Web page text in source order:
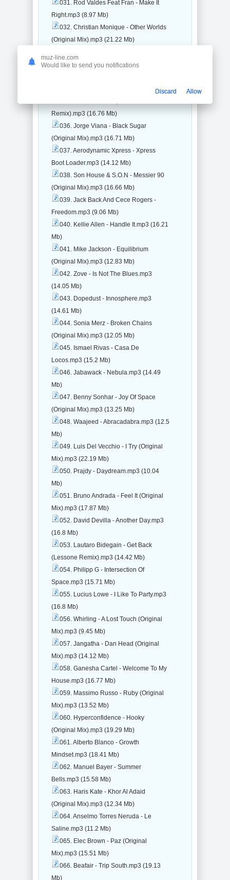
031. Rod Valdes Feat Fran - Make It
Right.mp3 (8.97 Mb)
032. Christian Monique - Other Worlds
(Original Mix).mp3 (21.22 Mb)
Mb)
Remix).mp3 (16.76 Mb)
036. Jorge Viana - Black Sugar
(Original Mix).mp3 (16.71 Mb)
037. Aerodynamic Xpress - Xpress
Boot Loader.mp3 (14.12 Mb)
038. Son House & S.O.N - Messier 90
(Original Mix).mp3 (16.66 Mb)
039. Jack Back And Cece Rogers -
Freedom.mp3 (9.06 Mb)
040. Kellie Allen - Handle It.mp3 (16.21
Mb)
041. Mike Jackson - Equilibrium
(Original Mix).mp3 (12.83 Mb)
042. Zove - Is Not The Blues.mp3
(14.05 Mb)
043. Dopedust - Innosphere.mp3
(14.61 Mb)
044. Sonia Merz - Broken Chains
(Original Mix).mp3 (12.05 Mb)
045. Ismael Rivas - Casa De
Locos.mp3 (15.2 Mb)
046. Jabawack - Nebula.mp3 (14.49
Mb)
047. Benny Sonhar - Joy Of Space
(Original Mix).mp3 (13.25 Mb)
048. Waajeed - Abracadabra.mp3 (12.5
Mb)
049. Luis Del Vecchio - I Try (Original
Mix).mp3 (22.19 Mb)
050. Prajdy - Daydream.mp3 (10.04
Mb)
051. Bruno Andrada - Feel It (Original
Mix).mp3 (17.87 Mb)
052. David Devilla - Another Day.mp3
(16.8 Mb)
053. Lautaro Bidegain - Get Back
(Lessone Remix).mp3 (14.42 Mb)
054. Philipp G - Intersection Of
Space.mp3 (15.71 Mb)
055. Lucius Lowe - I Like To Party.mp3
(16.8 Mb)
056. Whirling - A Lost Touch (Original
Mix).mp3 (9.45 Mb)
057. Jangatha - Dan Head (Original
Mix).mp3 (14.12 Mb)
058. Ganesha Cartel - Welcome To My
House.mp3 (16.77 Mb)
059. Massimo Russo - Ruby (Original
Mix).mp3 (13.52 Mb)
060. Hyperconfidence - Hooky
(Original Mix).mp3 (19.29 Mb)
061. Alberto Blanco - Growth
Mindset.mp3 (18.41 Mb)
062. Manuel Bayer - Summer
Bells.mp3 (15.58 Mb)
063. Haris Kate - Khor Al Adaid
(Original Mix).mp3 (12.34 Mb)
064. Anselmo Torres Neruda - Le
Saline.mp3 (11.2 Mb)
065. Elec Brown - Paz (Original
Mix).mp3 (15.51 Mb)
066. Beafair - Trip South.mp3 (19.13
Mb)
muz-line.com
Would like to send you notifications
Discard Allow